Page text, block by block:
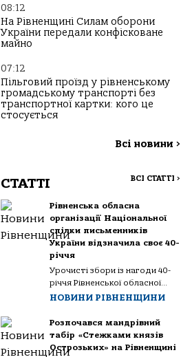
08:12
На Рівненщині Силам оборони
України передали конфісковане
майно
07:12
Пільговий проїзд у рівненському
громадському транспорті без
транспортної картки: кого це
стосується
Всі новини >
СТАТТІ ВСІ СТАТТІ >
Рівненська обласна
організації Національної
спілки письменників
України відзначила своє 40-
річчя
Урочисті збори із нагоди 40-
річчя Рівненської обласної...
НОВИНИ РІВНЕНЩИНИ
Розпочався мандрівний
табір «Стежками князів
Острозьких» на Рівненщині